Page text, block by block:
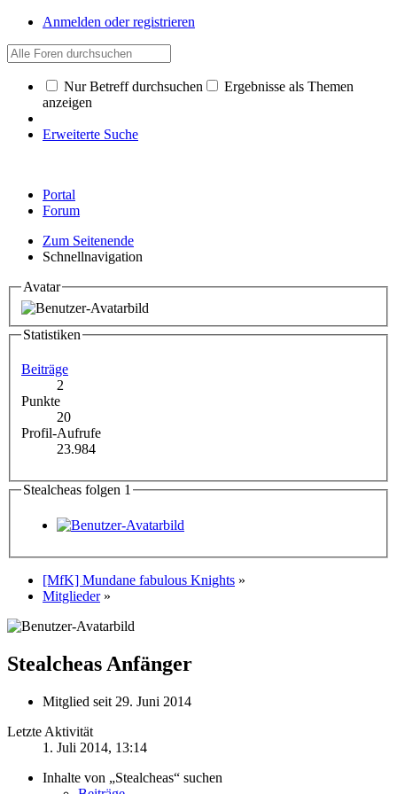
Anmelden oder registrieren
Nur Betreff durchsuchen
Ergebnisse als Themen
anzeigen
Erweiterte Suche
Portal
Forum
Zum Seitenende
Schnellnavigation
Avatar
Statistiken
Beiträge
2
Punkte
20
Profil-Aufrufe
23.984
Stealcheas folgen 1
[MfK] Mundane fabulous Knights »
Mitglieder »
Stealcheas Anfänger
Mitglied seit 29. Juni 2014
Letzte Aktivität
1. Juli 2014, 13:14
Inhalte von „Stealcheas“ suchen